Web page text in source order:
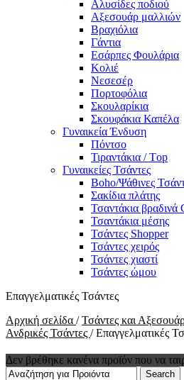
Αλυσίδες ποδιού
Αξεσουάρ μαλλιών
Βραχιόλια
Γάντια
Εσάρπες Φουλάρια
Κολιέ
Νεσεσέρ
Πορτοφόλια
Σκουλαρίκια
Σκουφάκια Καπέλα
Γυναικεία Ένδυση
Πόντσο
Τιραντάκια / Τop
Γυναικείες Τσάντες
Boho/Ψάθινες
Σακίδια πλάτης
Τσαντάκια βραδινά
Τσαντάκια μέσης
Τσάντες Shopper
Τσάντες χειρός
Τσάντες χιαστί
Τσάντες ώμου
Επαγγελματικές Τσάντες
Αρχική σελίδα / Τσάντες και
Ανδρικές Τσάντες / Επαγγελματικές
Δεν βρέθηκε κανένα προϊόν που να
Search